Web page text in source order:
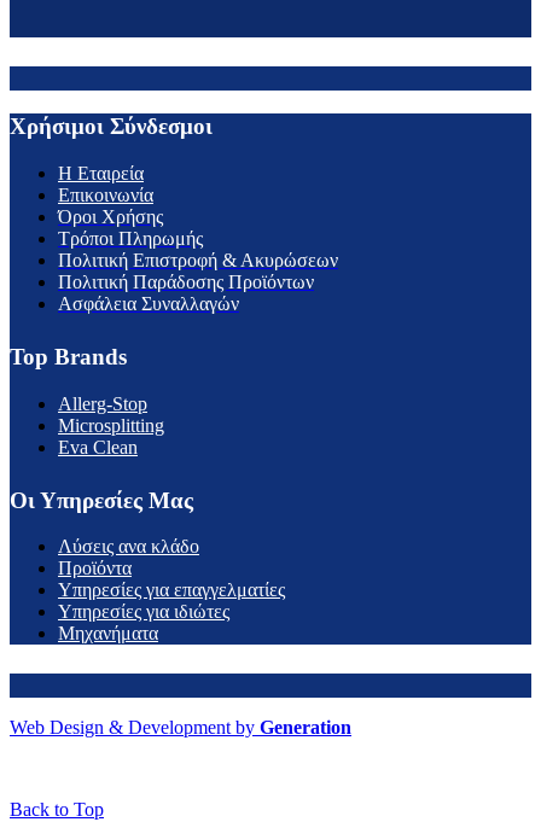
Χρήσιμοι Σύνδεσμοι
H Εταιρεία
Επικοινωνία
Όροι Χρήσης
Τρόποι Πληρωμής
Πολιτική Επιστροφή & Ακυρώσεων
Πολιτική Παράδοσης Προϊόντων
Ασφάλεια Συναλλαγών
Top Brands
Allerg-Stop
Microsplitting
Eva Clean
Οι Υπηρεσίες Μας
Λύσεις ανα κλάδο
Προϊόντα
Υπηρεσίες για επαγγελματίες
Υπηρεσίες για ιδιώτες
Μηχανήματα
Web Design & Development by Generation
Back to Top